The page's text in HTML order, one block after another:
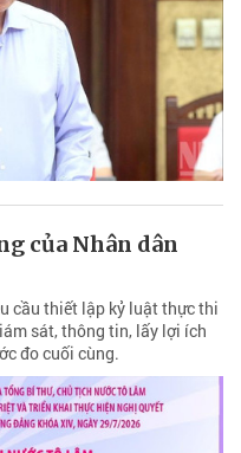
của Nhân dân
cầu thiết lập kỷ luật thực thi
sát, thông tin, lấy lợi ích
đo cuối cùng.